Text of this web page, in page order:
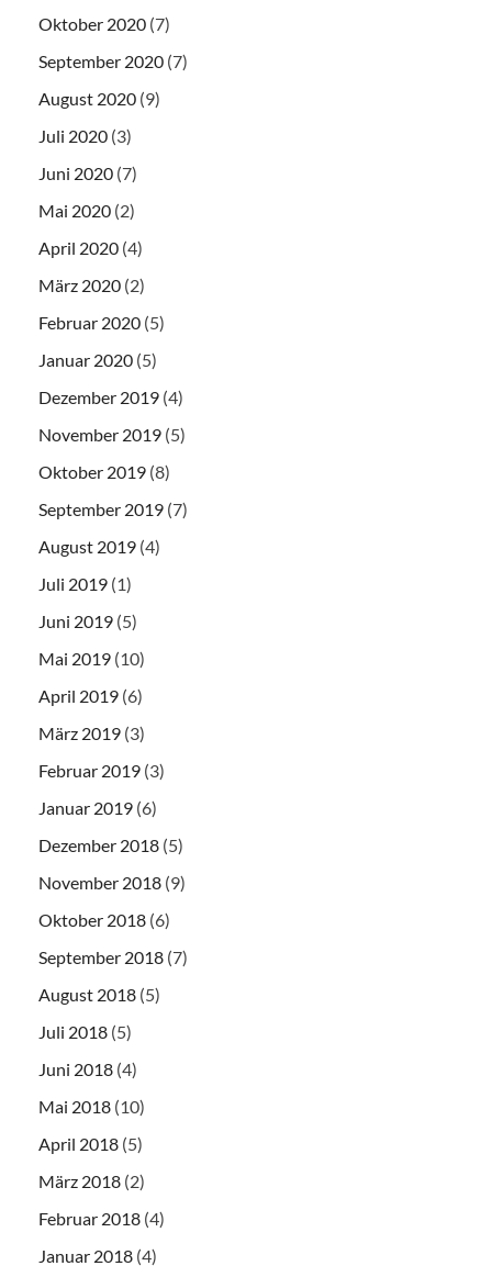
Oktober 2020 (7)
September 2020 (7)
August 2020 (9)
Juli 2020 (3)
Juni 2020 (7)
Mai 2020 (2)
April 2020 (4)
März 2020 (2)
Februar 2020 (5)
Januar 2020 (5)
Dezember 2019 (4)
November 2019 (5)
Oktober 2019 (8)
September 2019 (7)
August 2019 (4)
Juli 2019 (1)
Juni 2019 (5)
Mai 2019 (10)
April 2019 (6)
März 2019 (3)
Februar 2019 (3)
Januar 2019 (6)
Dezember 2018 (5)
November 2018 (9)
Oktober 2018 (6)
September 2018 (7)
August 2018 (5)
Juli 2018 (5)
Juni 2018 (4)
Mai 2018 (10)
April 2018 (5)
März 2018 (2)
Februar 2018 (4)
Januar 2018 (4)